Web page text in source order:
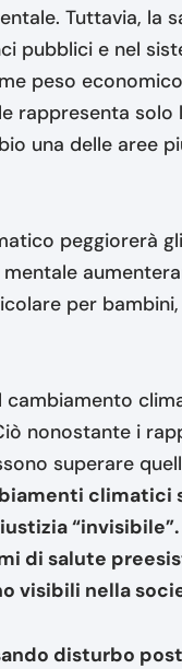
Tuttavia, la
pubblici e nel
peso
rappresenta solo
una delle aree
peggiorerà
per bambini,
nonostante i
superare
climatici
di salute
visibili nella
disturbo